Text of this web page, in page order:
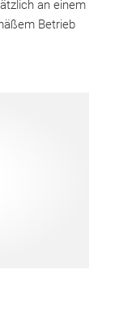
an einem
Betrieb